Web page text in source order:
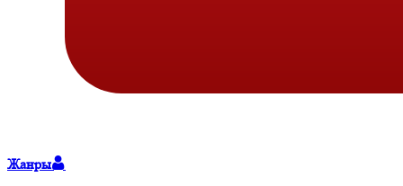
Жанры